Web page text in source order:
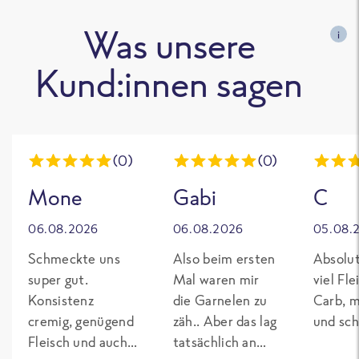
Was unsere
Kund:innen sagen
i
(0)
Mone
06.08.2026
Schmeckte uns
super gut.
Konsistenz
cremig, genügend
Fleisch und auch
(0)
Gabi
06.08.2026
Also beim ersten
Mal waren mir
die Garnelen zu
zäh.. Aber das lag
tatsächlich an
C
viel
Carb,
und